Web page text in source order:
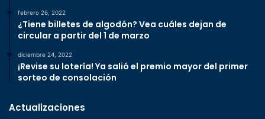
febrero 26, 2022
¿Tiene billetes de algodón? Vea cuáles dejan de
circular a partir del 1 de marzo
diciembre 24, 2022
¡Revise su lotería! Ya salió el premio mayor del primer
sorteo de consolación
Actualizaciones